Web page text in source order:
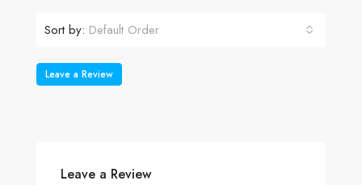
Sort by: Default Order
Leave a Review
Leave a Review